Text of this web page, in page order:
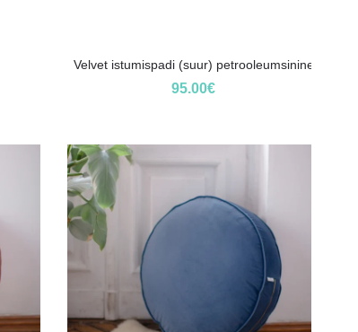
Velvet istumispadi (suur) petrooleumsinine
95.00€